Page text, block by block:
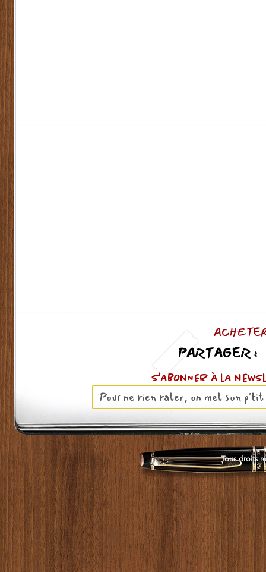
PARTAGER :
S'ABOnNER À lA
Tous droits